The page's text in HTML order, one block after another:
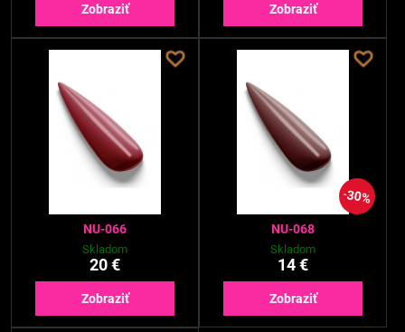
Zobraziť Zobraziť
NU-066
Skladom
20 €
Zobraziť
30%
NU-068
Skladom
14 €
Zobraziť